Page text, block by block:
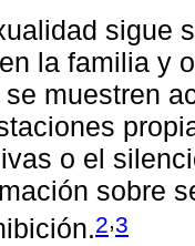
sigue
la familia y
muestren
o el
sobre
2,3